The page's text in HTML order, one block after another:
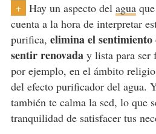
+ Hay un aspecto del aguaque
cuenta a la hora de interpretar
purifica, elimina el sentimiento
sentir renovaday lista para ser
por ejemplo, en el ámbito
del efecto purificador del agua.
también te calma la sed, lo que
tranquilidad de satisfacer tus